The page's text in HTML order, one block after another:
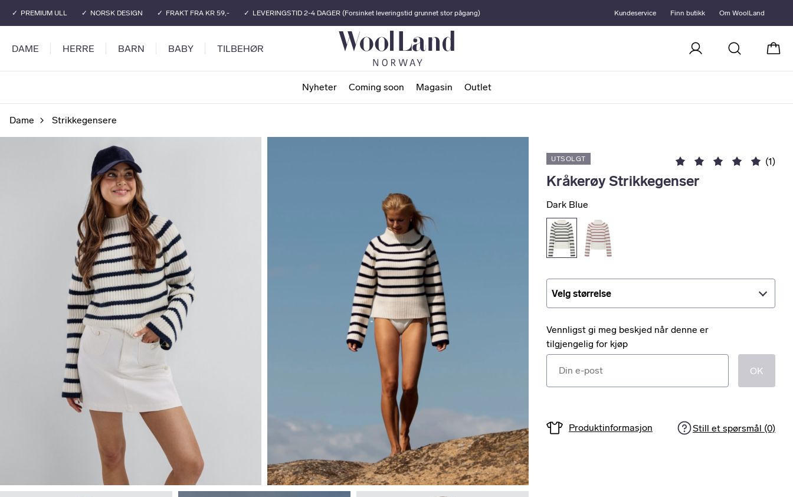
PREMIUM ULL NORSK DESIGN FRAKT FRA KR 59,- LEVERINGSTID 2-4 DAGER (Forsinket leveringstid grunnet stor pågang)
DAME HERRE BARN BABY TILBEHØR
Nyheter Coming soon Magasin Outlet
Kundeservice Finn butikk Om WoolLand
Dame Strikkegensere
UTSOLGT (1)
Kråkerøy Strikkegenser
Dark Blue
Velg størrelse
Vennligst gi meg beskjed når denne er
tilgjengelig for kjøp
OK
Produktinformasjon Still et spørsmål (0)